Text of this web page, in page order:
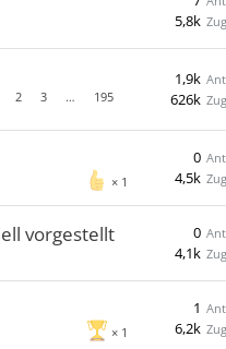
5,8k
2 3 … 195
1,9k
626k
1
0
4,5k
vorgestellt 0
4,1k
1
1
6,2k